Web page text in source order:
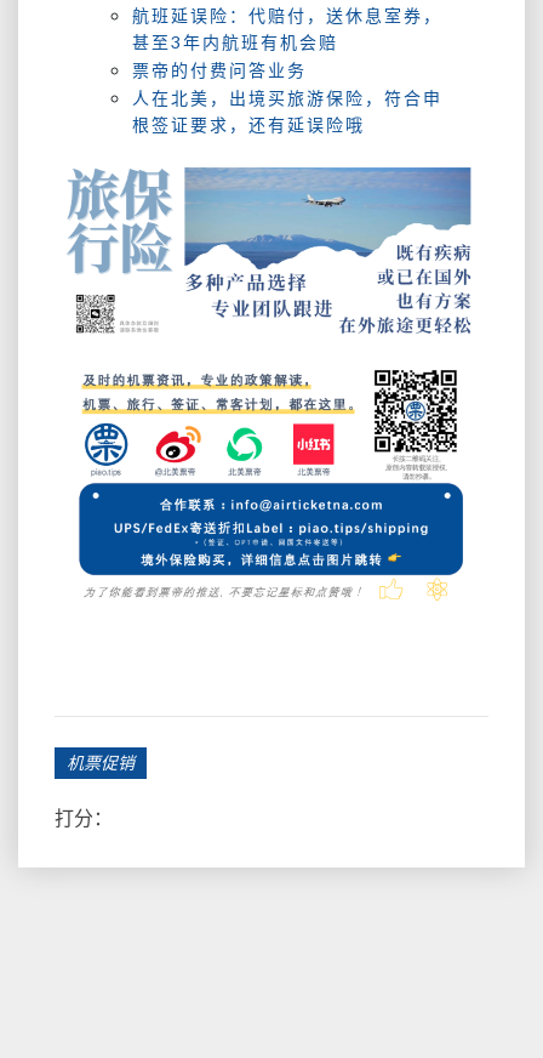
航班延误险：代赔付，送休息室券，
甚至3年内航班有机会赔
票帝的付费问答业务
人在北美，出境买旅游保险，符合申
根签证要求，还有延误险哦
机票促销
打分：